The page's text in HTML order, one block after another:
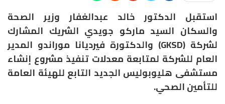
استقبل الدكتور خالد عبدالغفار وزير الصحة
والسكان السيد ماركو جويدي الشريك المشارك
لشركة (GKSD) والدكتورة فيرديانا موراندو المدير
العام للشركة لمتابعة معدلات تنفيذ مشروع إنشاء
مستشفى هليوبوليس الجديد التابع للهيئة العامة
للتأمين الصحي.